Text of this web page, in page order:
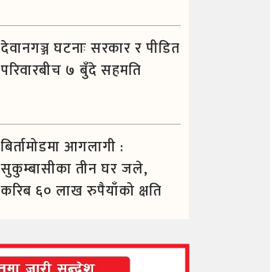
देवानगञ्ज घटनाः सरकार र पीडित
परिवारबीच ७ बुँदे सहमति
बिर्तामोडमा आगलागी :
सुकुम्बासीका तीन घर जले,
करिब ६० लाख रुपैयाँको क्षति